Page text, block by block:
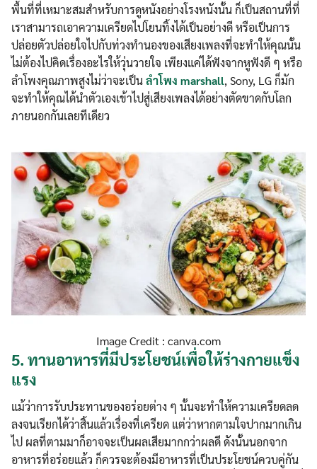
พื้นที่ที่เหมาะสมสำหรับการดูหนังอย่างโรงหนังนั้น ก็เป็นสถานที่ที่
เราสามารถเอาความเครียดไปโยนทิ้งได้เป็นอย่างดี หรือเป็นการ
ปล่อยตัวปล่อยใจไปกับท่วงทำนองของเสียงเพลงที่จะทำให้คุณนั้น
ไม่ต้องไปคิดเรื่องอะไรให้วุ่นวายใจ เพียงแค่ได้ฟังจากหูฟังดี ๆ หรือ
ลำโพงคุณภาพสูงไม่ว่าจะเป็นลําโพง marshall, Sony, LG ก็มัก
จะทำให้คุณได้นำตัวเองเข้าไปสู่เสียงเพลงได้อย่างตัดขาดกับโลก
ภายนอกกันเลยทีเดียว
Image Credit : canva.com
5. ทานอาหารที่มีประโยชน์เพื่อให้ร่างกายแข็ง
แรง
แม้ว่าการรับประทานของอร่อยต่าง ๆ นั้นจะทำให้ความเครียดลด
ลงจนเรียกได้ว่าสิ้นแล้วเรื่องที่เครียด แต่ว่าหากตามใจปากมากเกิน
ไป ผลที่ตามมาก็อาจจะเป็นผลเสียมากกว่าผลดี ดังนั้นนอกจาก
อาหารที่อร่อยแล้ว ก็ควรจะต้องมีอาหารที่เป็นประโยชน์ควบคู่กัน